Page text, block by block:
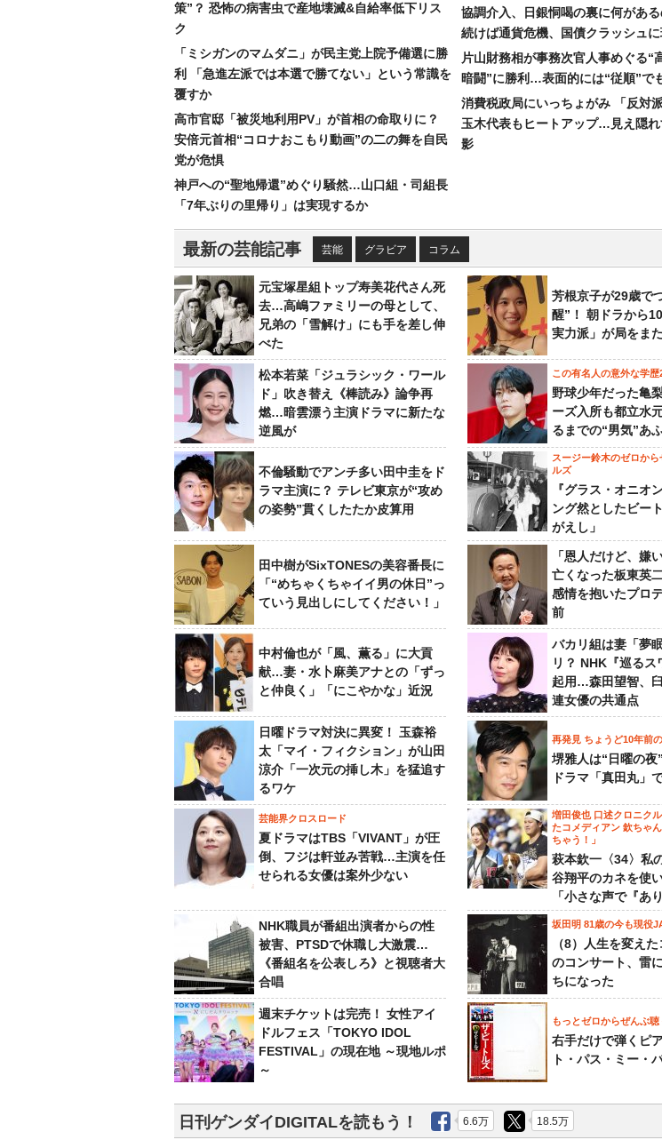
策”？ 恐怖の病害虫で産地壊滅&自給率低下リス
ク
「ミシガンのマムダニ」が民主党上院予備選に勝
利 「急進左派では本選で勝てない」という常識を
覆すか
高市官邸「被災地利用PV」が首相の命取りに？
安倍元首相“コロナおこもり動画”の二の舞を自民
党が危惧
神戸への“聖地帰還”めぐり騒然…山口組・司組長
「7年ぶりの里帰り」は実現するか
協調介入、日銀恫喝の裏に何があ
続けば通貨危機、国債クラッシュ
片山財務相が事務次官人事めぐる“
暗闘”に勝利…表面的には“従順”で
消費税政局にいっちょがみ 「反対
玉木代表もヒートアップ…見え隠
影
最新の芸能記事 芸能 グラビア コラム
元宝塚星組トップ寿美花代さん死
去…高嶋ファミリーの母として、
兄弟の「雪解け」にも手を差し伸
べた
芳根京子が29歳で
醒”！ 朝ドラから
実力派」が局をま
松本若菜「ジュラシック・ワール
ド」吹き替え《棒読み》論争再
燃…暗雲漂う主演ドラマに新たな
逆風が
この有名人の意外な学歴
野球少年だった亀
ーズ入所も都立水
るまでの“男気”あ
不倫騒動でアンチ多い田中圭をド
ラマ主演に？ テレビ東京が“攻め
の姿勢”貫くしたたか皮算用
スージー鈴木のゼロから
ルズ
『グラス・オニオ
ング然としたビー
がえし」
田中樹がSixTONESの美容番長に
「“めちゃくちゃイイ男の休日”っ
ていう見出しにしてください！」
「恩人だけど、嫌
亡くなった板東英
感情を抱いたプロ
前
中村倫也が「風、薫る」に大貢
献…妻・水卜麻美アナとの「ずっ
と仲良く」「にこやかな」近況
バカリ組は妻「夢
リ？ NHK『巡るス
起用…森田望智、
連女優の共通点
日曜ドラマ対決に異変！ 玉森裕
太「マイ・フィクション」が山田
涼介「一次元の挿し木」を猛追す
るワケ
再発見 ちょうど10年前
堺雅人は“日曜の夜
ドラマ「真田丸」
芸能界クロスロード
夏ドラマはTBS「VIVANT」が圧
倒、フジは軒並み苦戦…主演を任
せられる女優は案外少ない
増田俊也 口述クロニク
たコメディアン 欽ちゃ
ちゃう！」
萩本欽一〈34〉私
谷翔平のカネを使
「小さな声で『あ
NHK職員が番組出演者からの性
被害、PTSDで休職し大激震…
《番組名を公表しろ》と視聴者大
合唱
坂田明 81歳の今も現役
（8）人生を変え
のコンサート、雷
ちになった
週末チケットは完売！ 女性アイ
ドルフェス「TOKYO IDOL
FESTIVAL」の現在地 ～現地ルポ
～
もっとゼロからぜんぶ
右手だけで弾くピ
ト・パス・ミー・バ
日刊ゲンダイDIGITALを読もう！ 6.6万 18.5万